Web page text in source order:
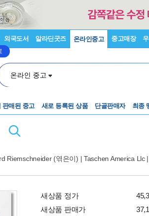
외국도서 알라딘굿즈 온라인중고 중고매장
온라인 중고
판매된 중고 새로 등록된 상품 단골판매자 최종
Riemschneider(엮은이) |Taschen America Llc|
새상품 정가
새상품 판매가